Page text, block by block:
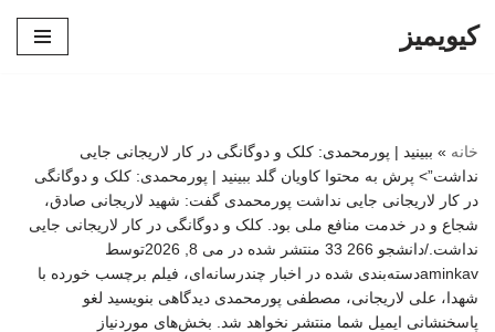
کیویمیز
خانه » ببینید | پورمحمدی: کلک و دوگانگی در کار لاریجانی جایی
نداشت”> پرش به محتوا کاویان گلد ببینید | پورمحمدی: کلک و دوگانگی
در کار لاریجانی جایی نداشت پورمحمدی گفت: شهید لاریجانی صادق،
شجاع و در خدمت منافع ملی بود. کلک و دوگانگی در کار لاریجانی جایی
نداشت./دانشجو 266 33 منتشر شده در می 8, 2026توسط
aminkavدسته‌بندی شده در اخبار چندرسانه‌ای، فیلم برچسب خورده با
شهدا، علی لاریجانی، مصطفی پورمحمدی دیدگاهی بنویسید لغو
پاسخنشانی ایمیل شما منتشر نخواهد شد. بخش‌های موردنیاز